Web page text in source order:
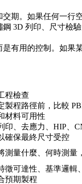
期。如果任何一行
鋼 3D 列印 、尺寸檢
有用的控制。如
程檢查
製程路徑前，比較
材料可用性
印、去應力、HIP、
確保最終尺寸受控
測量什麼、何時測量
徵可達性、基準邏輯
預期製程